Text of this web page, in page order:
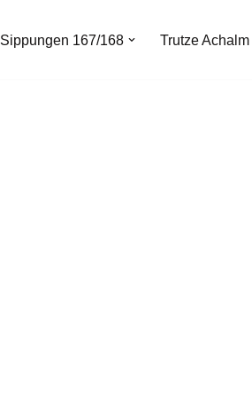
Sippungen 167/168 Trutze Achalm